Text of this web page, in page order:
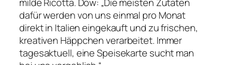
dafür werden von uns einmal pro Monat
direkt in Italien eingekauft und zu frischen,
kreativen Häppchen verarbeitet. Immer
tagesaktuell, eine Speisekarte sucht man